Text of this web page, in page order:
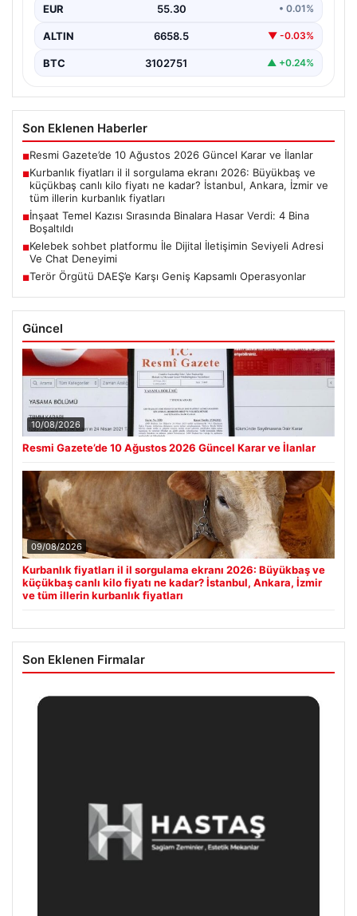
EUR 55.30 • 0.01%
ALTIN 6658.5 ▼ -0.03%
BTC 3102751 ▲ +0.24%
Son Eklenen Haberler
■Resmi Gazete’de 10 Ağustos 2026 Güncel Karar ve İlanlar
■Kurbanlık fiyatları il il sorgulama ekranı 2026: Büyükbaş ve
küçükbaş canlı kilo fiyatı ne kadar? İstanbul, Ankara, İzmir ve
tüm illerin kurbanlık fiyatları
■İnşaat Temel Kazısı Sırasında Binalara Hasar Verdi: 4 Bina
Boşaltıldı
■Kelebek sohbet platformu İle Dijital İletişimin Seviyeli Adresi
Ve Chat Deneyimi
■Terör Örgütü DAEŞ’e Karşı Geniş Kapsamlı Operasyonlar
Güncel
10/08/2026
Resmi Gazete’de 10 Ağustos 2026 Güncel Karar ve İlanlar
09/08/2026
Kurbanlık fiyatları il il sorgulama ekranı 2026: Büyükbaş ve
küçükbaş canlı kilo fiyatı ne kadar? İstanbul, Ankara, İzmir
ve tüm illerin kurbanlık fiyatları
Son Eklenen Firmalar